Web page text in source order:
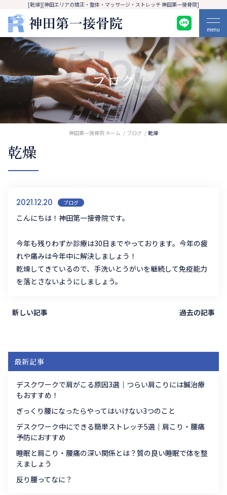
[乾燥][神田エリアの矯正・整体・マッサージ・ストレッチ 神田第一接骨院]
menu
Blog
ブログ
神田第一接骨院 ホーム ブログ 乾燥
乾燥
2021.12.20 ブログ
こんにちは！神田第一接骨院です。
今年も残りわずか診療は30日までやっております。今年の疲
れや痛みは今年中に解決しましょう！
乾燥してきているので、手洗いとうがいを継続して免疫能力
を落とさないようにしましょう。
新しい記事 過去の記事
最新記事
デスクワークで肩がこる原因3選｜つらい肩こりには鍼治療
もおすすめ！
ぎっくり腰になったらやってはいけない3つのこと
デスクワーク中にできる簡単ストレッチ5選｜肩こり・腰痛
予防におすすめ
睡眠と肩こり・腰痛の深い関係とは？質の良い睡眠で体を整
えましょう
反り腰ってなに？